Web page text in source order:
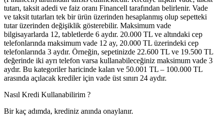
tutarı, taksit adedi ve faiz oranı Financell tarafından belirlenir. Vade
ve taksit tutarları tek bir ürün üzerinden hesaplanmış olup sepetteki
tutar üzerinden değişiklik gösterebilir. Maksimum vade
bilgisayarlarda 12, tabletlerde 6 aydır. 20.000 TL ve altındaki cep
telefonlarında maksimum vade 12 ay, 20.000 TL üzerindeki cep
telefonlarında 3 aydır. Örneğin, sepetinizde 22.600 TL ve 19.500 TL
değerinde iki ayrı telefon varsa kullanabileceğiniz maksimum vade 3
aydır. Bu kategoriler haricinde kalan ve 50.001 TL – 100.000 TL
arasında açılacak krediler için vade üst sınırı 24 aydır.
Nasıl Kredi Kullanabilirim ?
Bir kaç adımda, krediniz anında onaylanır.